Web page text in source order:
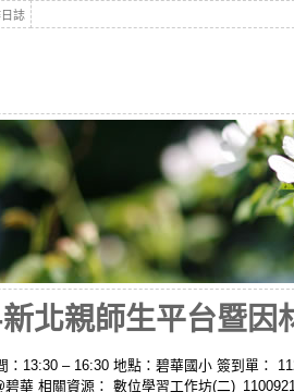
誌
北親師生平台暨因
：13:30 – 16:30 地點：碧華國小 簽到單：
華 相關資源： 數位學習工作坊(二